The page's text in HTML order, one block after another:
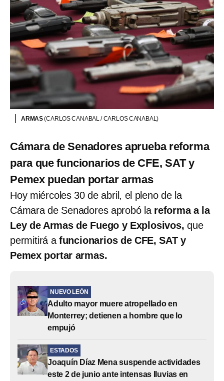
ARMAS(CARLOS CANABAL / CARLOS CANABAL)
Cámara de Senadores aprueba reforma
para que funcionarios de CFE, SAT y
Pemex puedan portar armas
Hoy miércoles 30 de abril, el pleno de la
Cámara de Senadores aprobó la reforma a la
Ley de Armas de Fuego y Explosivos, que
permitirá a funcionarios de CFE, SAT y
Pemex portar armas.
NUEVO LEÓN
Adulto mayor muere atropellado en
Monterrey; detienen a hombre que lo
empujó
ESTADOS
Joaquín Díaz Mena suspende actividades
este 2 de junio ante intensas lluvias en